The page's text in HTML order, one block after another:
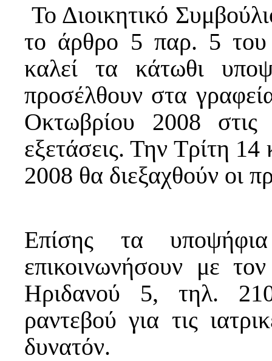
Το Διοικητικό
το άρθρο 5 παρ. 5 του
καλεί τα κάτωθι
προσέλθουν στα
Οκτωβρίου 2008
εξετάσεις. Την Τρίτη
2008 θα διεξαχθούν οι
Επίσης τα
επικοινωνήσουν με
Ηριδανού 5, τηλ.
ραντεβού για τις
δυνατόν.